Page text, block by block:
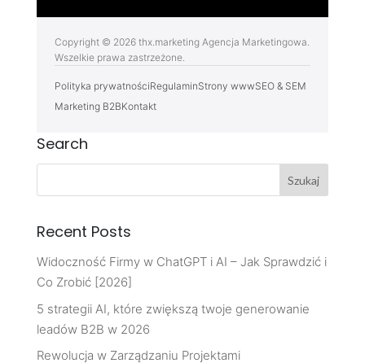
Copyright © 2026 thx.marketing Agencja Marketingowa.
Wszelkie prawa zastrzeżone.
Polityka prywatnościRegulaminStrony wwwSEO & SEM
Marketing B2BKontakt
Search
Recent Posts
Widoczność Firmy w ChatGPT i AI – Jak Sprawdzić i
Co Zrobić [2026]
5 strategii AI, które zwiększą twoje generowanie
leadów B2B w 2026
Rewolucja w Zarządzaniu Projektami